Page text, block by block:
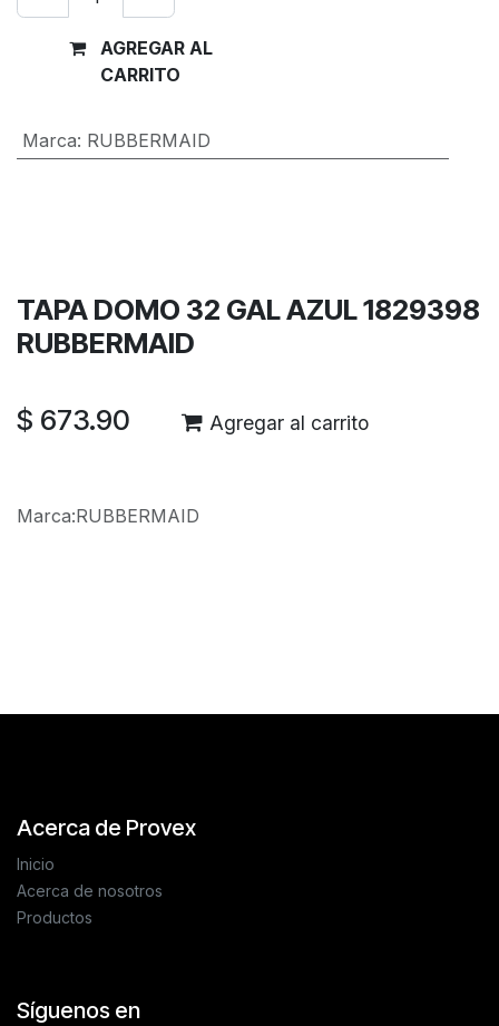
AGREGAR AL
CARRITO
Marca: RUBBERMAID
TAPA DOMO 32 GAL AZUL 1829398
RUBBERMAID
$ 673.90 Agregar al carrito
Marca:RUBBERMAID
Acerca de Provex
Inicio
Acerca de nosotros
Productos
Síguenos en